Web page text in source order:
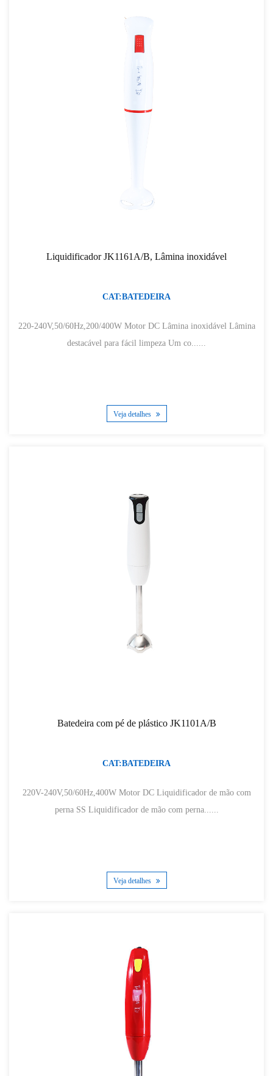
Liquidificador JK1161A/B, Lâmina inoxidável
CAT:BATEDEIRA
220-240V,50/60Hz,200/400W Motor DC Lâmina inoxidável Lâmina
destacável para fácil limpeza Um co......
Veja detalhes
Batedeira com pé de plástico JK1101A/B
CAT:BATEDEIRA
220V-240V,50/60Hz,400W Motor DC Liquidificador de mão com
perna SS Liquidificador de mão com perna......
Veja detalhes